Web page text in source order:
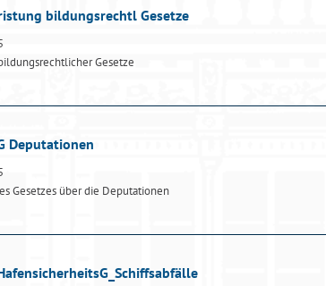
bildungsrechtl Gesetze
Gesetze
Deputationen
Gesetzes über die Deputationen